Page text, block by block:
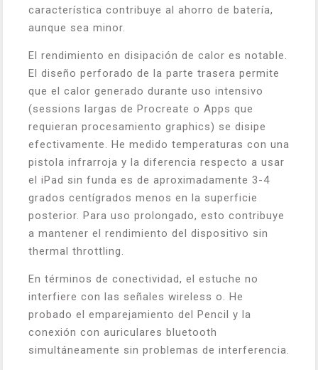
característica contribuye al ahorro de batería,
aunque sea minor.
El rendimiento en disipación de calor es notable.
El diseño perforado de la parte trasera permite
que el calor generado durante uso intensivo
(sessions largas de Procreate o Apps que
requieran procesamiento graphics) se disipe
efectivamente. He medido temperaturas con una
pistola infrarroja y la diferencia respecto a usar
el iPad sin funda es de aproximadamente 3-4
grados centígrados menos en la superficie
posterior. Para uso prolongado, esto contribuye
a mantener el rendimiento del dispositivo sin
thermal throttling.
En términos de conectividad, el estuche no
interfiere con las señales wireless o. He
probado el emparejamiento del Pencil y la
conexión con auriculares bluetooth
simultáneamente sin problemas de interferencia.